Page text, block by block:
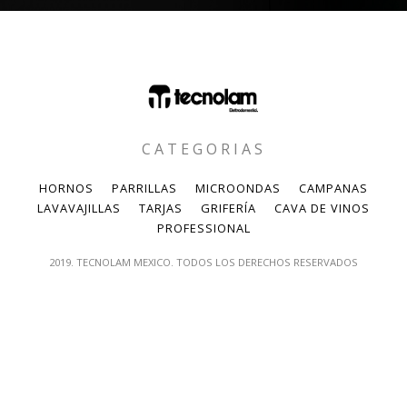
CATEGORIAS
HORNOS PARRILLAS MICROONDAS
CAMPANAS
LAVAVAJILLAS
TARJAS GRIFERÍA
CAVA DE VINOS
PROFESSIONAL
2019. TECNOLAM MEXICO. TODOS LOS DERECHOS RESERVADOS